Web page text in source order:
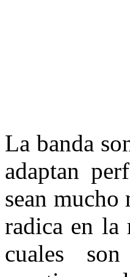
La banda
adaptan
sean mucho
radica en la
cuales